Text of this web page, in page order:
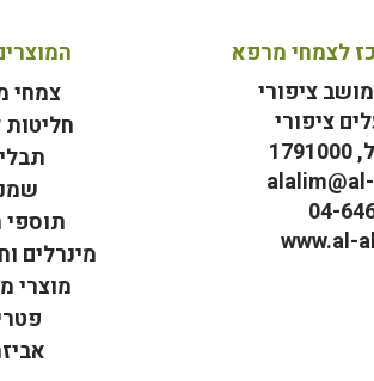
לצמחי מרפא
ציפורי
04-
www.al-
צמחי
תוספי
מינרלים
מוצרי